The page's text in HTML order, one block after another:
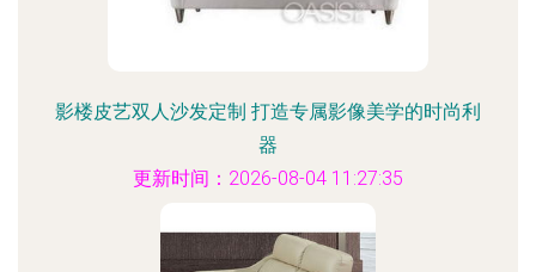
影楼皮艺双人沙发定制 打造专属影像美学的时尚利
器
更新时间：2026-08-04 11:27:35